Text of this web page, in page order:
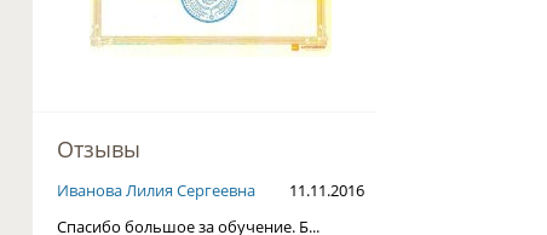
Отзывы
Иванова Лилия Сергеевна
11.11.2016
Спасибо большое за обучение. Б...